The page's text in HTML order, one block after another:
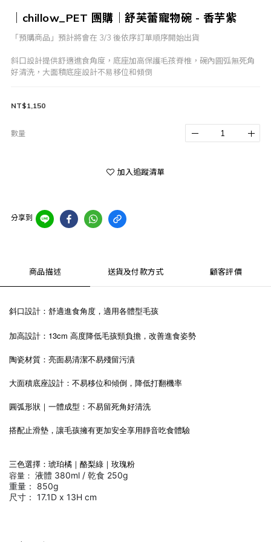
｜chillow_PET 團購｜舒芙蕾寵物碗 - 香芋紫
「預購商品」預計將會在 3/3 後依序訂單順序開始出貨
斜口設計提供舒適進食角度，底座加高保護毛孩脊椎，碗內圓弧無死角
好清洗，大面積底座設計不易移位和傾倒
NT$1,150
數量
加入追蹤清單
分享到
商品描述 送貨及付款方式 顧客評價
斜口設計：舒適進食角度，適用各體型毛孩
加高設計：13cm 高度降低毛孩頸負擔，改善進食姿勢
陶瓷材質：亮面易清潔不易殘留污漬
大面積底座設計：不易移位和傾倒，降低打翻機率
圓弧形狀｜一體成型：不易留死角好清洗
搭配止滑墊，讓毛孩擁有更加安全享用靜音吃食體驗
三色選擇：琥珀橘｜酪梨綠｜玫瑰粉
容量： 液體 380ml / 乾食 250g
重量： 850g
尺寸： 17.1D x 13H cm